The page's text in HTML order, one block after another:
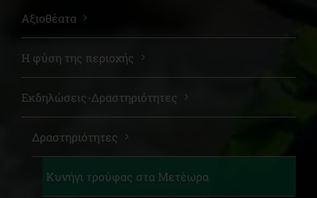
Αξιοθέατα
Η φύση της περιοχής
Εκδηλώσεις-Δραστηριότητες
Δραστηριότητες
Κυνήγι τρούφας στα Μετέωρα